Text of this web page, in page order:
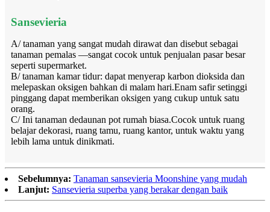
Sansevieria
A/ tanaman yang sangat mudah dirawat dan disebut sebagai
tanaman pemalas —sangat cocok untuk penjualan pasar besar
seperti supermarket.
B/ tanaman kamar tidur: dapat menyerap karbon dioksida dan
melepaskan oksigen bahkan di malam hari.Enam safir setinggi
pinggang dapat memberikan oksigen yang cukup untuk satu
orang.
C/ Ini tanaman dedaunan pot rumah biasa.Cocok untuk ruang
belajar dekorasi, ruang tamu, ruang kantor, untuk waktu yang
lebih lama untuk dinikmati.
Sebelumnya: Tanaman sansevieria Moonshine yang mudah
Lanjut: Sansevieria superba yang berakar dengan baik